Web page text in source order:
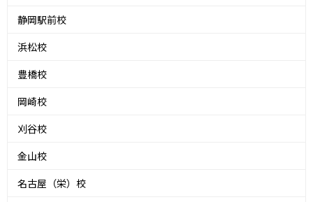
静岡駅前校
浜松校
豊橋校
岡崎校
刈谷校
金山校
名古屋（栄）校